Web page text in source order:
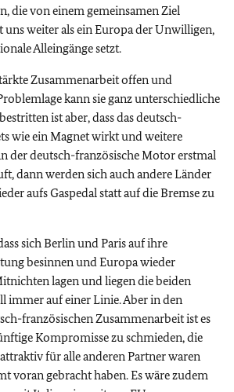
die von einem gemeinsamen Ziel
weiter als ein Europa der Unwilligen,
Alleingänge setzt.
Zusammenarbeit offen und
kann sie ganz unterschiedliche
ist aber, dass das deutsch-
wie ein Magnet wirkt und weitere
der deutsch-französische Motor erstmal
dann werden sich auch andere Länder
aufs Gaspedal statt auf die Bremse zu
sich Berlin und Paris auf ihre
besinnen und Europa wieder
lagen und liegen die beiden
immer auf einer Linie. Aber in den
französischen Zusammenarbeit ist es
Kompromisse zu schmieden, die
für alle anderen Partner waren
voran gebracht haben. Es wäre zudem